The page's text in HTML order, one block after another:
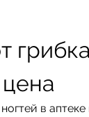
цена
в